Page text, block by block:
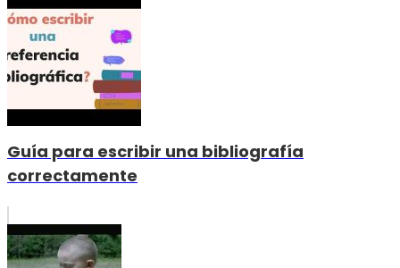
Guía para escribir una bibliografía
correctamente